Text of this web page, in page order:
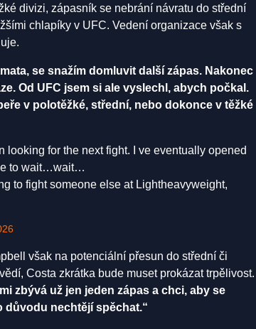
divizi, zápasník se nebrání návratu do střední
chlapíky v UFC. Vedení organizace však s
se snažím domluvit další zápas. Nakonec
Od UFC jsem si ale vyslechl, abych počkal.
v polotěžké, střední, nebo dokonce v těžké
looking for the next fight. I ve eventually opened
to wait…wait…
to fight someone else at Lightheavyweight,
však na potenciální přesun do střední či
Costa zkrátka bude muset prokázat trpělivost.
zbývá už jen jeden zápas a chci, aby se
důvodu nechtějí spěchat.“